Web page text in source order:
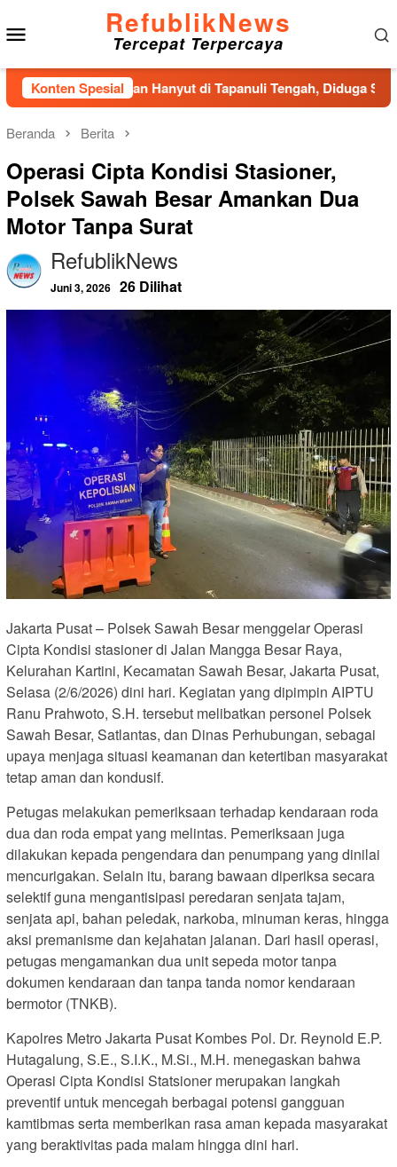
ke
konten
RefublikNews
Tercepat Terpercaya
Konten Spesial
Pria Ditemukan Hanyut di Tapanuli Tengah, Diduga Sempat
Beranda Berita
Operasi Cipta Kondisi Stasioner,
Polsek Sawah Besar Amankan Dua
Motor Tanpa Surat
RefublikNews
Juni 3, 2026 26 Dilihat
Jakarta Pusat – Polsek Sawah Besar menggelar Operasi
Cipta Kondisi stasioner di Jalan Mangga Besar Raya,
Kelurahan Kartini, Kecamatan Sawah Besar, Jakarta Pusat,
Selasa (2/6/2026) dini hari. Kegiatan yang dipimpin AIPTU
Ranu Prahwoto, S.H. tersebut melibatkan personel Polsek
Sawah Besar, Satlantas, dan Dinas Perhubungan, sebagai
upaya menjaga situasi keamanan dan ketertiban masyarakat
tetap aman dan kondusif.
Petugas melakukan pemeriksaan terhadap kendaraan roda
dua dan roda empat yang melintas. Pemeriksaan juga
dilakukan kepada pengendara dan penumpang yang dinilai
mencurigakan. Selain itu, barang bawaan diperiksa secara
selektif guna mengantisipasi peredaran senjata tajam,
senjata api, bahan peledak, narkoba, minuman keras, hingga
aksi premanisme dan kejahatan jalanan. Dari hasil operasi,
petugas mengamankan dua unit sepeda motor tanpa
dokumen kendaraan dan tanpa tanda nomor kendaraan
bermotor (TNKB).
Kapolres Metro Jakarta Pusat Kombes Pol. Dr. Reynold E.P.
Hutagalung, S.E., S.I.K., M.Si., M.H. menegaskan bahwa
Operasi Cipta Kondisi Statsioner merupakan langkah
preventif untuk mencegah berbagai potensi gangguan
kamtibmas serta memberikan rasa aman kepada masyarakat
yang beraktivitas pada malam hingga dini hari.